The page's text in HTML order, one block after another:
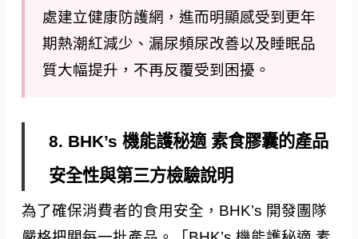
處建立健康防護網，進而明顯感受到更年
期熱潮紅減少、漏尿頻尿改善以及睡眠品
質大幅提升，不再反覆受到困擾。
8. BHK’s 機能護秘適 素食膠囊的產品
安全性與第三方檢驗說明
為了確保消費者的食用安全，BHK’s 開發團隊